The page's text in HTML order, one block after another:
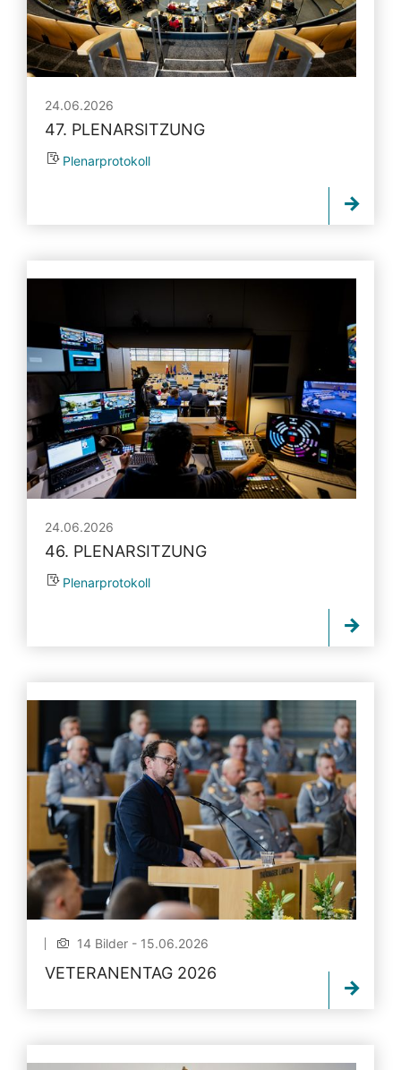
24.06.2026
47. PLENARSITZUNG
Plenarprotokoll
24.06.2026
46. PLENARSITZUNG
Plenarprotokoll
14 Bilder - 15.06.2026
VETERANENTAG 2026